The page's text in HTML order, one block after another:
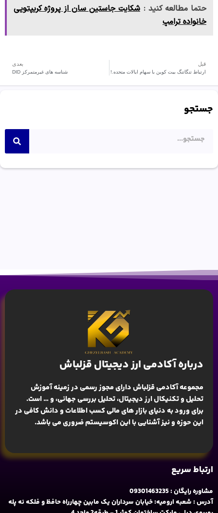
حتما مطالعه کنید : شکایت جاستین سان از پروژه کریپتویی
خانواده ترامپ
قبل
ارتباط تنگاتنگ بیت کوین با سهام ایالات متحده.!
بعدی
شناسه های غیرمتمرکز DID
جستجو
درباره آکادمی ارز دیجیتال قزلباش
مجموعه آکادمی قزلباش دارای مجوز رسمی در زمینهآموزش
تحلیل و تکنیکال ارز دیجیتال، تحلیل بررسی جهانی، و … است.
برای ورود به دنیای بازار های مالی کسب اطلاعات و دانش کافی در
این حوزه و نیز آشنایی با این اکوسیستم ضروری می باشد.
ارتباط سریع
مشاوره رایگان : 09301463235
آدرس : شعبه ارومیه: خیابان سرداران یک مابین چهارراه حافظ و فلکه نه پله